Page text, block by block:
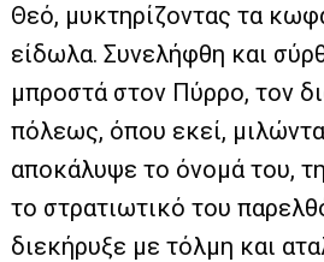
Θεό, μυκτηρίζοντας τα
είδωλα. Συνελήφθη και
μπροστά στον Πύρρο, τον
πόλεως, όπου εκεί,
αποκάλυψε το όνομά του,
το στρατιωτικό του
διεκήρυξε με τόλμη και